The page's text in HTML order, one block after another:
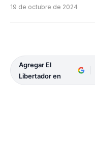
19 de octubre de 2024
Agregar El
Libertador en